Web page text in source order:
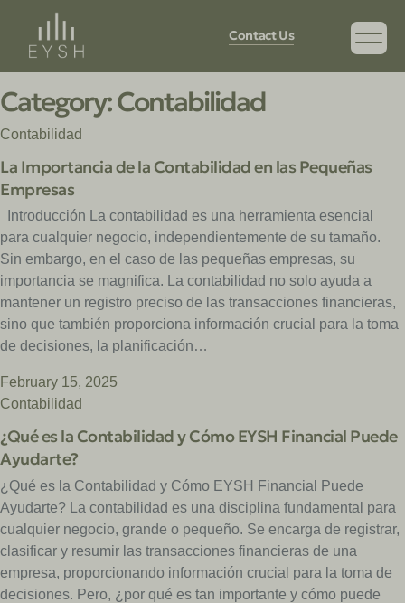
Contact Us
Category:Contabilidad
Contabilidad
La Importancia de la Contabilidad en las Pequeñas
Empresas
Introducción La contabilidad es una herramienta esencial
para cualquier negocio, independientemente de su tamaño.
Sin embargo, en el caso de las pequeñas empresas, su
importancia se magnifica. La contabilidad no solo ayuda a
mantener un registro preciso de las transacciones financieras,
sino que también proporciona información crucial para la toma
de decisiones, la planificación…
February 15, 2025
Contabilidad
¿Qué es la Contabilidad y Cómo EYSH Financial Puede
Ayudarte?
¿Qué es la Contabilidad y Cómo EYSH Financial Puede
Ayudarte? La contabilidad es una disciplina fundamental para
cualquier negocio, grande o pequeño. Se encarga de registrar,
clasificar y resumir las transacciones financieras de una
empresa, proporcionando información crucial para la toma de
decisiones. Pero, ¿por qué es tan importante y cómo puede